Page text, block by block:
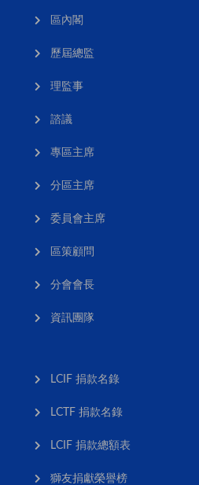
區內閣
歷屆總監
理監事
諮議
專區主席
分區主席
委員會主席
區策顧問
分會會長
資訊團隊
LCIF 捐款名錄
LCTF 捐款名錄
LCIF 捐款總額表
獅友捐獻榮譽榜